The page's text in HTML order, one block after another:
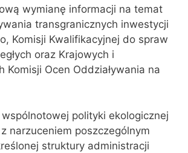
wymianę informacji na temat
transgranicznych inwestycji
Komisji Kwalifikacyjnej do spraw
oraz Krajowych i
Komisji Ocen Oddziaływania na
polityki ekologicznej
narzuceniem poszczególnym
struktury administracji